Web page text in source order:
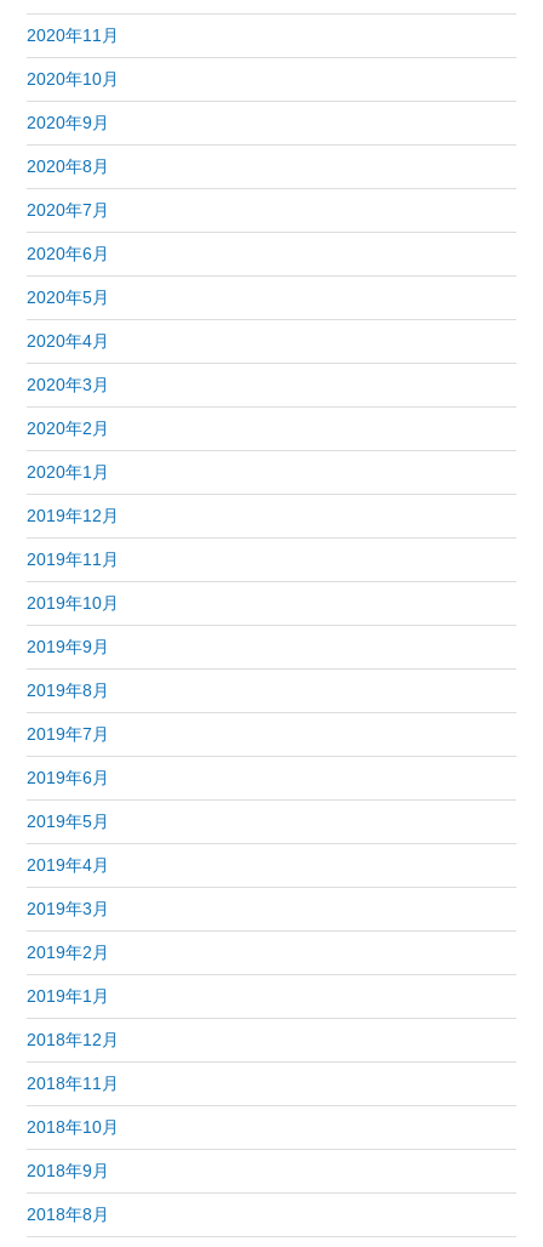
2020年11月
2020年10月
2020年9月
2020年8月
2020年7月
2020年6月
2020年5月
2020年4月
2020年3月
2020年2月
2020年1月
2019年12月
2019年11月
2019年10月
2019年9月
2019年8月
2019年7月
2019年6月
2019年5月
2019年4月
2019年3月
2019年2月
2019年1月
2018年12月
2018年11月
2018年10月
2018年9月
2018年8月